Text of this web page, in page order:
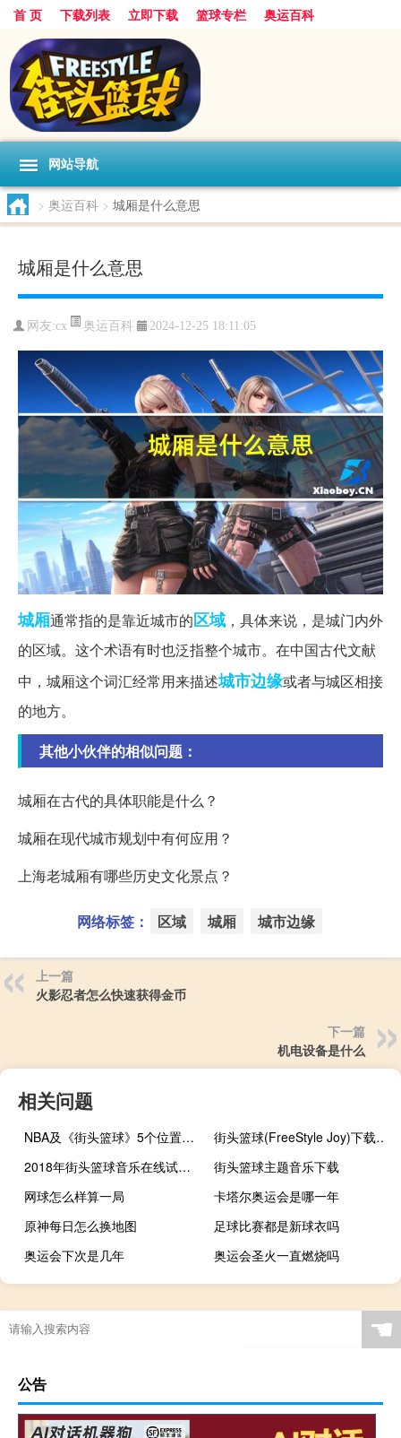
首 页 下载列表 立即下载 篮球专栏 奥运百科
网站导航
> 奥运百科 > 城厢是什么意思
城厢是什么意思
网友:cx 奥运百科 2024-12-25 18:11:05
城厢通常指的是靠近城市的区域 ，具体来说，是城门内外
的区域。这个术语有时也泛指整个城市。在中国古代文献
中，城厢这个词汇经常用来描述城市边缘或者与城区相接
的地方。
其他小伙伴的相似问题：
城厢在古代的具体职能是什么？
城厢在现代城市规划中有何应用？
上海老城厢有哪些历史文化景点？
网络标签： 区域 城厢 城市边缘
上一篇
火影忍者怎么快速获得金币
下一篇
机电设备是什么
相关问题
NBA及《街头篮球》5个位置的详细介绍
街头篮球(FreeStyle Joy)下载(电脑、安卓和IOS所有版本)
2018年街头篮球音乐在线试听及下载
街头篮球主题音乐下载
网球怎么样算一局
卡塔尔奥运会是哪一年
原神每日怎么换地图
足球比赛都是新球衣吗
奥运会下次是几年
奥运会圣火一直燃烧吗
电脑cf开局后黑屏
4399touch热舞游戏吧
微波炉保险丝怎么换
原神召唤怎么开启 ☚
公告